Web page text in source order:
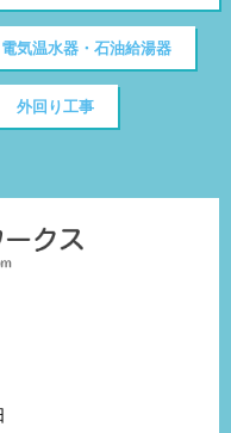
電気温水器・石油給湯器
外回り工事